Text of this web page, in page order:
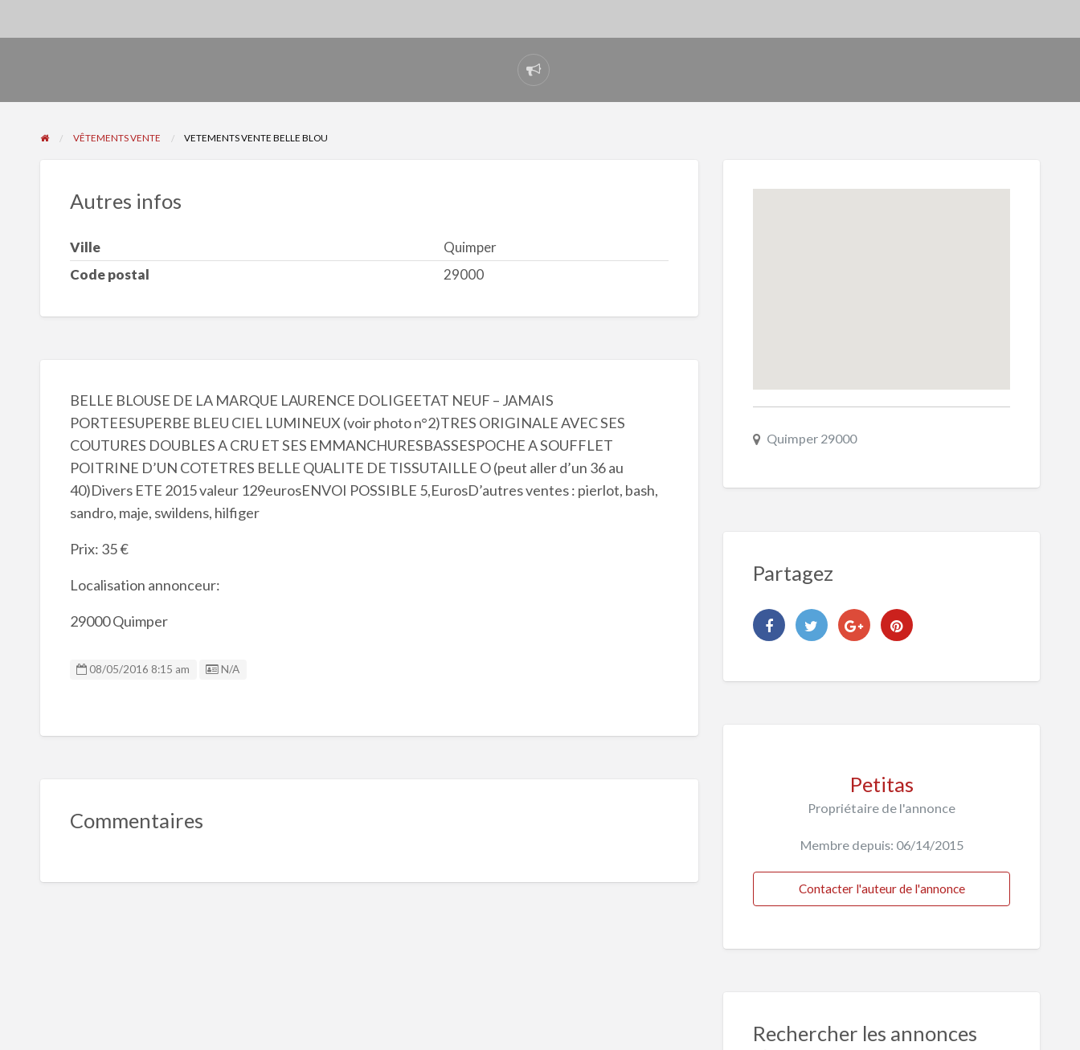
Signaler
un
VÊTEMENTS VENTE VETEMENTS VENTE BELLE BLOU
Autres infos
Ville
Quimper
Code postal
29000
BELLE BLOUSE DE LA MARQUE LAURENCE DOLIGEETAT NEUF – JAMAIS
PORTEESUPERBE BLEU CIEL LUMINEUX (voir photo n°2)TRES ORIGINALE AVEC SES
COUTURES DOUBLES A CRU ET SES EMMANCHURESBASSESPOCHE A SOUFFLET
POITRINE D’UN COTETRES BELLE QUALITE DE TISSUTAILLE O (peut aller d’un 36 au
40)Divers ETE 2015 valeur 129eurosENVOI POSSIBLE 5,EurosD’autres ventes : pierlot, bash,
sandro, maje, swildens, hilfiger
Prix: 35 €
Localisation annonceur:
29000 Quimper
08/05/2016 8:15 am Listing ID
N/A
Commentaires
Quimper 29000
Partagez
Petitas
Propriétaire de l'annonce
Membre depuis: 06/14/2015
Contacter l'auteur de l'annonce
Rechercher les annonces